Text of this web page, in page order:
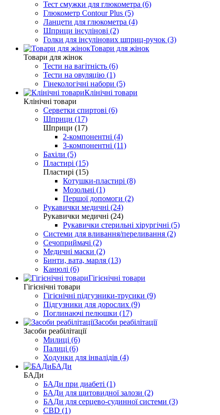
Тест смужки для глюкометра (6)
Глюкометр Contour Plus (5)
Ланцети для глюкометра (4)
Шприци інсулінові (2)
Голки для інсулінових шприц-ручок (3)
Товари для жінок
Товари для жінок
Тести на вагітність (6)
Тести на овуляцію (1)
Гінекологічні набори (5)
Клінічні товари
Клінічні товари
Серветки спиртові (6)
Шприци (17)
Шприци (17)
2-компонентні (4)
3-компонентні (11)
Бахіли (5)
Пластирі (15)
Пластирі (15)
Котушки-пластирі (8)
Мозольні (1)
Першої допомоги (2)
Рукавички медичні (24)
Рукавички медичні (24)
Рукавички стерильні хірургічні (5)
Системи для вливання/переливання (2)
Сечоприймачі (2)
Медичні маски (2)
Бинти, вата, марля (13)
Канюлі (6)
Гігієнічні товари
Гігієнічні товари
Гігієнічні підгузники-трусики (9)
Підгузники для дорослих (9)
Поглинаючі пелюшки (17)
Засоби реабілітації
Засоби реабілітації
Милиці (6)
Палиці (6)
Ходунки для інвалідів (4)
БАДи
БАДи
БАДи при диабеті (1)
БАДи для щитовидної залози (2)
БАДи для серцево-судинної системи (3)
CBD (1)